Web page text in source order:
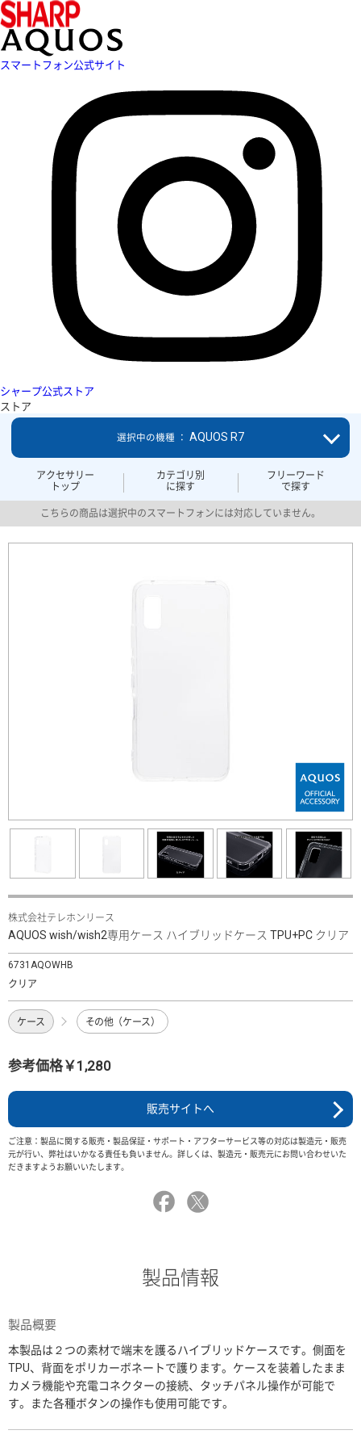
スマートフォン公式サイト
シャープ公式ストア
ストア
アクセサリー
トップ
カテゴリ別
に探す
フリーワード
で探す
選択中の機種 ： AQUOS R7
こちらの商品は選択中のスマートフォンには対応していません。
株式会社テレホンリース
AQUOS wish/wish2専用ケース ハイブリッドケース TPU+PC クリア
6731AQOWHB
クリア
ケース その他（ケース）
参考価格￥1,280
販売サイトへ
ご注意：製品に関する販売・製品保証・サポート・アフターサービス等の対応は製造元・販売
元が行い、弊社はいかなる責任も負いません。詳しくは、製造元・販売元にお問い合わせいた
だきますようお願いいたします。
製品情報
製品概要
本製品は２つの素材で端末を護るハイブリッドケースです。側面を
TPU、背面をポリカーボネートで護ります。ケースを装着したまま
カメラ機能や充電コネクターの接続、タッチパネル操作が可能で
す。また各種ボタンの操作も使用可能です。